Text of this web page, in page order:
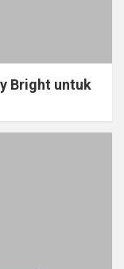
Bright untuk